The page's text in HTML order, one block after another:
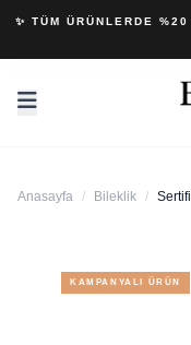
✨ TÜM ÜRÜNLERDE
Anasayfa / Bileklik /
KAMPANYALI ÜRÜN